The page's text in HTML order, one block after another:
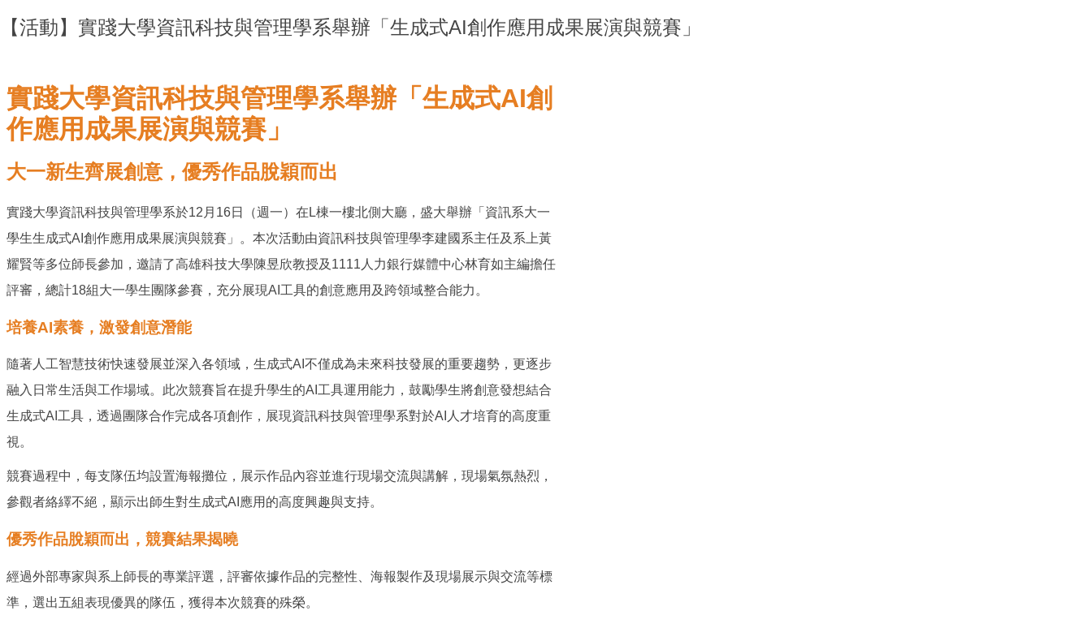
【活動】實踐大學資訊科技與管理學系舉辦「生成式AI創作應用成果展演與競賽」
實踐大學資訊科技與管理學系舉辦「生成式AI創
作應用成果展演與競賽」
大一新生齊展創意，優秀作品脫穎而出
實踐大學資訊科技與管理學系於12月16日（週一）在L棟一樓北側大廳，盛大舉辦「資訊系大一
學生生成式AI創作應用成果展演與競賽」。本次活動由資訊科技與管理學李建國系主任及系上黃
耀賢等多位師長參加，邀請了高雄科技大學陳昱欣教授及1111人力銀行媒體中心林育如主編擔任
評審，總計18組大一學生團隊參賽，充分展現AI工具的創意應用及跨領域整合能力。
培養AI素養，激發創意潛能
隨著人工智慧技術快速發展並深入各領域，生成式AI不僅成為未來科技發展的重要趨勢，更逐步
融入日常生活與工作場域。此次競賽旨在提升學生的AI工具運用能力，鼓勵學生將創意發想結合
生成式AI工具，透過團隊合作完成各項創作，展現資訊科技與管理學系對於AI人才培育的高度重
視。
競賽過程中，每支隊伍均設置海報攤位，展示作品內容並進行現場交流與講解，現場氣氛熱烈，
參觀者絡繹不絕，顯示出師生對生成式AI應用的高度興趣與支持。
優秀作品脫穎而出，競賽結果揭曉
經過外部專家與系上師長的專業評選，評審依據作品的完整性、海報製作及現場展示與交流等標
準，選出五組表現優異的隊伍，獲得本次競賽的殊榮。